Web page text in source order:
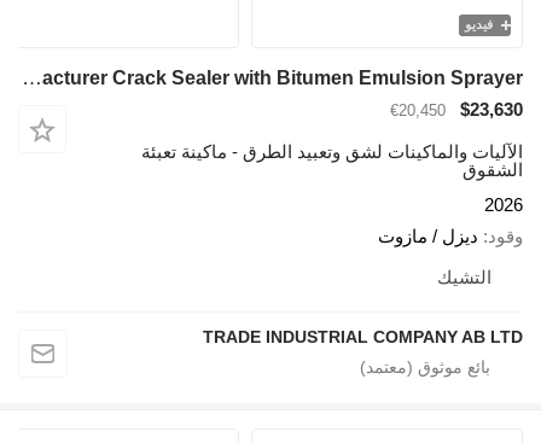
فيديو
TICAB Manufacturer Crack Sealer with Bitumen Emulsion Sprayer
$23,630
€20,450
الآليات والماكينات لشق وتعبيد الطرق - ماكينة تعبئة
الشقوق
2026
وقود ديزل / مازوت
التشيك
TRADE INDUSTRIAL COMPANY AB LTD